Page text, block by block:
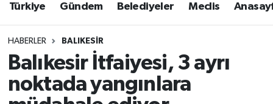
Türkiye Gündem Belediyeler Meclis
HABERLER BALIKESIR
Balıkesir İtfaiyesi, 3 ayrı
noktada yangınlara
Süper Lig Puan Durumu ve Fikstür
Tüm Manşetler
Son Dakika Haberleri